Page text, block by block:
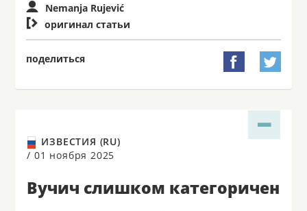
Nemanja Rujević
 оригинал статьи
поделиться  
ИЗВЕСТИЯ (RU)
/ 01 ноября 2025
Вучич слишком категоричен